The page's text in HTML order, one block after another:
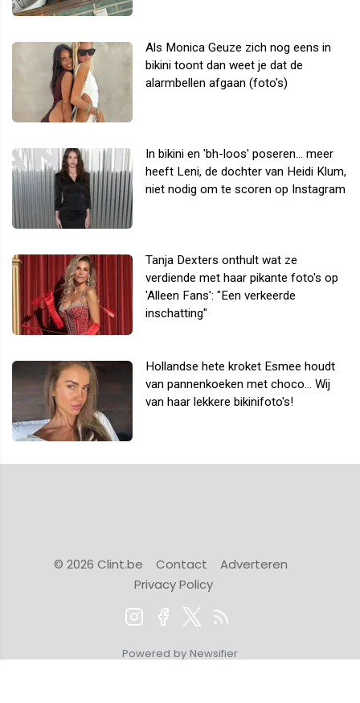
Als Monica Geuze zich nog eens in
bikini toont dan weet je dat de
alarmbellen afgaan (foto's)
In bikini en 'bh-loos' poseren... meer
heeft Leni, de dochter van Heidi Klum,
niet nodig om te scoren op Instagram
Tanja Dexters onthult wat ze
verdiende met haar pikante foto's op
'Alleen Fans': "Een verkeerde
inschatting"
Hollandse hete kroket Esmee houdt
van pannenkoeken met choco... Wij
van haar lekkere bikinifoto's!
© 2026 Clint.be Contact
Adverteren
Privacy Policy
Powered by Newsifier